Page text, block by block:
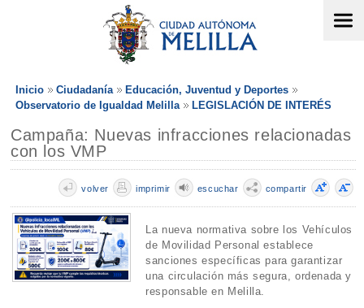
Inicio Ciudadanía
Educación, Juventud y Deportes
Observatorio de Igualdad Melilla
LEGISLACIÓN DE INTERÉS
Campaña: Nuevas infracciones relacionadas
con los VMP
compartir
escuchar
imprimir
volver
La nueva normativa sobre los Vehículos
de Movilidad Personal establece
sanciones específicas para garantizar
una circulación más segura, ordenada y
responsable en Melilla.